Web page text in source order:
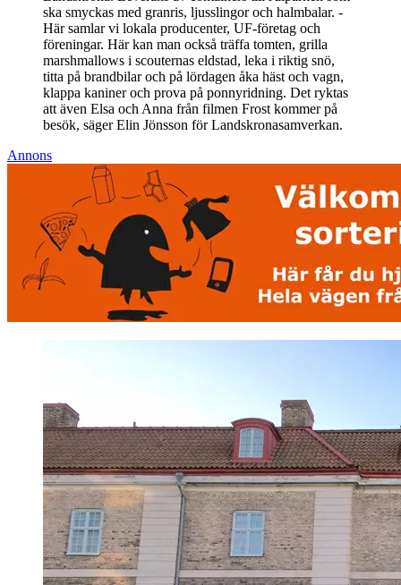
ska smyckas med granris, ljusslingor och halmbalar. -
Här samlar vi lokala producenter, UF-företag och
föreningar. Här kan man också träffa tomten, grilla
marshmallows i scouternas eldstad, leka i riktig snö,
titta på brandbilar och på lördagen åka häst och vagn,
klappa kaniner och prova på ponnyridning. Det ryktas
att även Elsa och Anna från filmen Frost kommer på
besök, säger Elin Jönsson för Landskronasamverkan.
Annons